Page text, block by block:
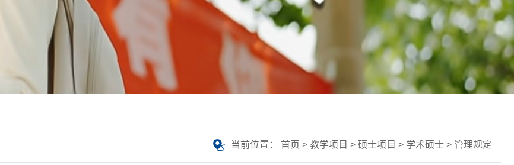
当前位置： 首页 > 教学项目 > 硕士项目 > 学术硕士 > 管理规定